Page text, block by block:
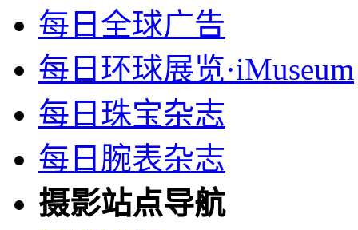
每日全球广告
每日环球展览·iMuseum
每日珠宝杂志
每日腕表杂志
摄影站点导航